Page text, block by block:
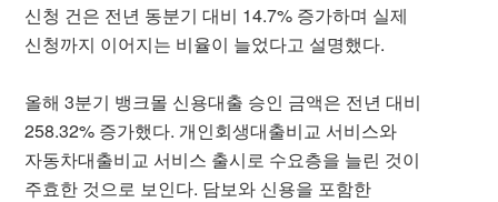
신청 건은 전년 동분기 대비 14.7% 증가하며 실제
신청까지 이어지는 비율이 늘었다고 설명했다.
올해 3분기 뱅크몰 신용대출 승인 금액은 전년 대비
258.32% 증가했다. 개인회생대출비교 서비스와
자동차대출비교 서비스 출시로 수요층을 늘린 것이
주효한 것으로 보인다. 담보와 신용을 포함한